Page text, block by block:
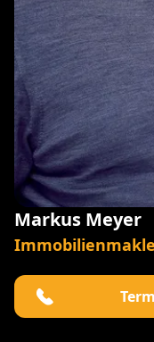
Markus Meyer